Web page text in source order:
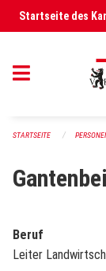
Navigation überspringen
Startseite des
STARTSEITE
Beruf
Leiter